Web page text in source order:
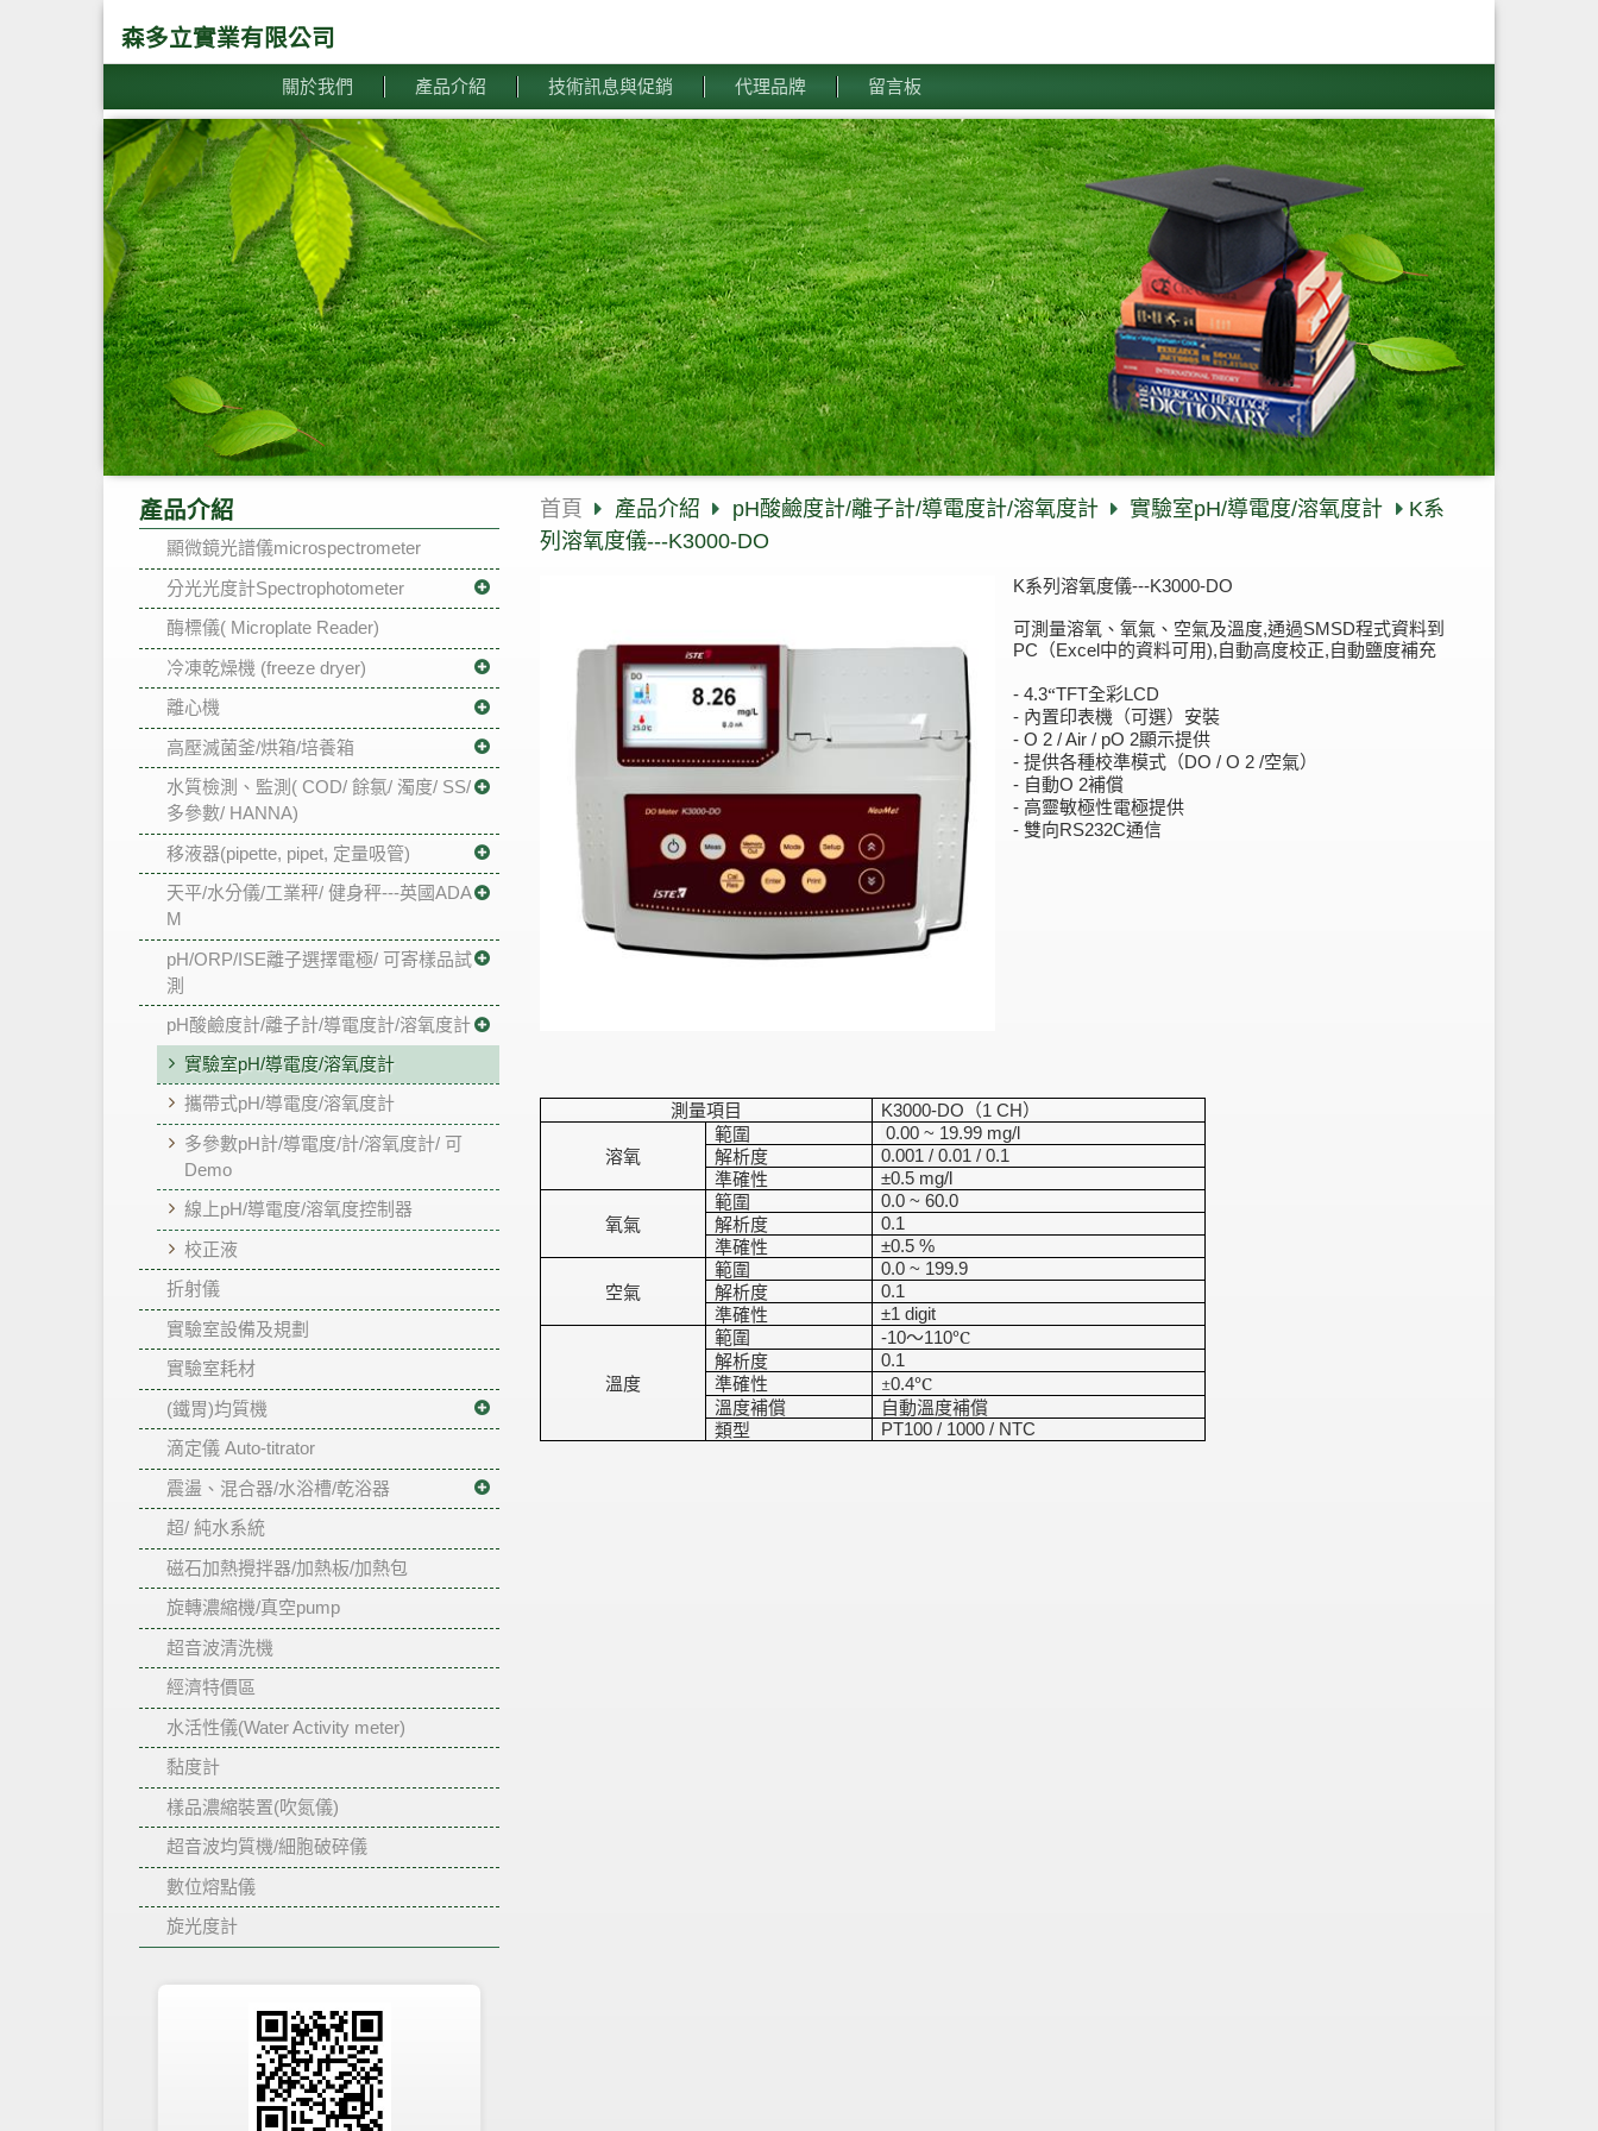
森多立實業有限公司
關於我們 產品介紹 技術訊息與促銷 代理品牌 留言板
產品介紹
顯微鏡光譜儀microspectrometer
分光光度計Spectrophotometer
酶標儀( Microplate Reader)
冷凍乾燥機 (freeze dryer)
離心機
高壓滅菌釜/烘箱/培養箱
水質檢測、監測( COD/ 餘氯/ 濁度/ SS/
多參數/ HANNA)
移液器(pipette, pipet, 定量吸管)
天平/水分儀/工業秤/ 健身秤---英國ADA
M
pH/ORP/ISE離子選擇電極/ 可寄樣品試
測
pH酸鹼度計/離子計/導電度計/溶氧度計
實驗室pH/導電度/溶氧度計
攜帶式pH/導電度/溶氧度計
多參數pH計/導電度/計/溶氧度計/ 可
Demo
線上pH/導電度/溶氧度控制器
校正液
折射儀
實驗室設備及規劃
實驗室耗材
(鐵胃)均質機
滴定儀 Auto-titrator
震盪、混合器/水浴槽/乾浴器
超/ 純水系統
磁石加熱攪拌器/加熱板/加熱包
旋轉濃縮機/真空pump
超音波清洗機
經濟特價區
水活性儀(Water Activity meter)
黏度計
樣品濃縮裝置(吹氮儀)
超音波均質機/細胞破碎儀
數位熔點儀
旋光度計
首頁 產品介紹 pH酸鹼度計/離子計/導電度計/溶氧度計 實驗室pH/導電度/溶氧度計
K系
列溶氧度儀---K3000-DO
K系列溶氧度儀---K3000-DO
可測量溶氧、氧氣、空氣及溫度,通過SMSD程式資料到
PC（Excel中的資料可用),自動高度校正,自動鹽度補充
- 4.3“TFT全彩LCD
- 內置印表機（可選）安裝
- O 2 / Air / pO 2顯示提供
- 提供各種校準模式（DO / O 2 /空氣）
- 自動O 2補償
- 高靈敏極性電極提供
- 雙向RS232C通信
測量項目 K3000-DO （1 CH）
溶氧
範圍 0.00 ~ 19.99 mg/l
解析度 0.001 / 0.01 / 0.1
準確性 ±0.5 mg/l
氧氣
範圍 0.0 ~ 60.0
解析度 0.1
準確性 ±0.5 %
空氣
範圍 0.0 ~ 199.9
解析度 0.1
準確性 ±1 digit
溫度
範圍 -10〜110℃
解析度
0.1
準確性 ±0.4℃
溫度補償
自動溫度補償
類型
PT100 / 1000 / NTC